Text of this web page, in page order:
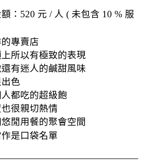
：520 元 / 人 ( 未包含 10 % 服
專賣店
所以有極致的表現
有迷人的鹹甜風味
色
都吃的超級飽
很親切熱情
閒用餐的聚會空間
是口袋名單